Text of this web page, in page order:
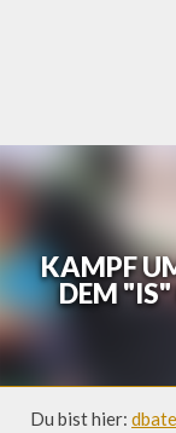
KAMPF
DEM "IS"
Du bist hier: